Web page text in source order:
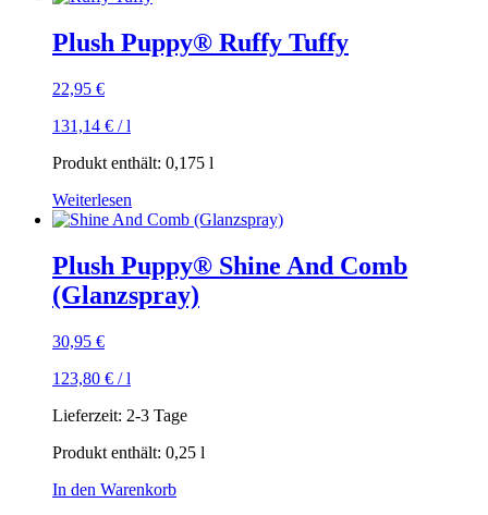
Plush Puppy® Ruffy Tuffy
22,95 €
131,14 € /l
Produkt enthält: 0,175 l
Weiterlesen
Plush Puppy® Shine And Comb
(Glanzspray)
30,95 €
123,80 € /l
Lieferzeit: 2-3 Tage
Produkt enthält: 0,25 l
In den Warenkorb